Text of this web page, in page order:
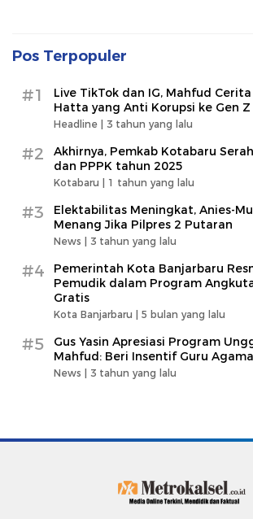
Pos Terpopuler
#1
Live TikTok dan IG, Mahfud
Hatta yang Anti Korupsi ke Gen Z
Headline | 3 tahun yang lalu
#2
Akhirnya, Pemkab Kotabaru
dan PPPK tahun 2025
Kotabaru | 1 tahun yang lalu
#3
Elektabilitas Meningkat, Anies-
Menang Jika Pilpres 2 Putaran
News | 3 tahun yang lalu
#4
Pemerintah Kota Banjarbaru
Pemudik dalam Program
Gratis
Kota Banjarbaru | 5 bulan yang lalu
#5
Gus Yasin Apresiasi Program
Mahfud: Beri Insentif Guru Agama
News | 3 tahun yang lalu